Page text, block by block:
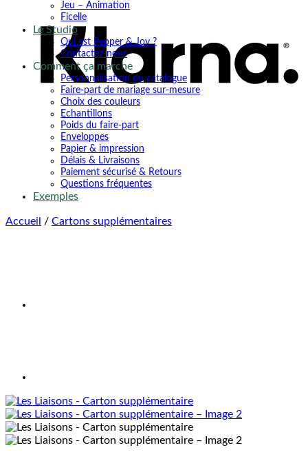
Jeu – Animation
Ficelle
Le Studio
Qui est Pepper & Joy ?
Contactez-nous
Comment ça marche
Personnalisation du catalogue
Faire-part de mariage sur-mesure
Choix des couleurs
Echantillons
Poids du faire-part
Enveloppes
Papier & impression
Délais & Livraisons
Paiement sécurisé & Retours
Questions fréquentes
Exemples
Accueil / Cartons supplémentaires